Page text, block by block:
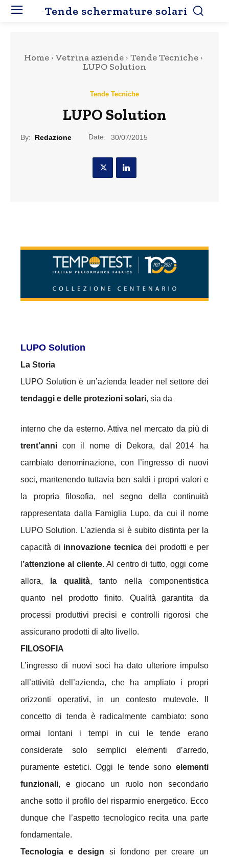
Tende schermature solari
Home Vetrina aziende Tende Tecniche
LUPO Solution
Tende Tecniche
LUPO Solution
By: Redazione Date: 30/07/2015
LUPO Solution
La Storia
LUPO Solution è un’azienda leader nel settore dei
tendaggi e delle protezioni solari, sia da
interno che da esterno. Attiva nel mercato da più di
trent’anni con il nome di Dekora, dal 2014 ha
cambiato denominazione, con l’ingresso di nuovi
soci, mantenendo tuttavia ben saldi i propri valori e
la propria filosofia, nel segno della continuità
rappresentata dalla Famiglia Lupo, da cui il nome
LUPO Solution. L’azienda si è subito distinta per la
capacità di innovazione tecnica dei prodotti e per
’attenzione al cliente. Al centro di tutto, oggi come
allora,
la qualità, tanto nella componentistica
quanto nel prodotto finito. Qualità garantita da
processi produttivi precisi e controlli rigorosi che
assicurano prodotti di alto livello.
FILOSOFIA
L’ingresso di nuovi soci ha dato ulteriore impulso
all’attività dell’azienda, che ha ampliato i propri
orizzonti operativi, in un contesto mutevole. Il
concetto di tenda è radicalmente cambiato: sono
ormai lontani i tempi in cui le tende erano
considerate solo semplici elementi d’arredo,
puramente estetici. Oggi le tende sono elementi
funzionali, e giocano un ruolo non secondario
anche sotto il profilo del risparmio energetico. Ecco
dunque che l’aspetto tecnologico recita una parte
fondamentale.
Tecnologia e design si fondono per creare un